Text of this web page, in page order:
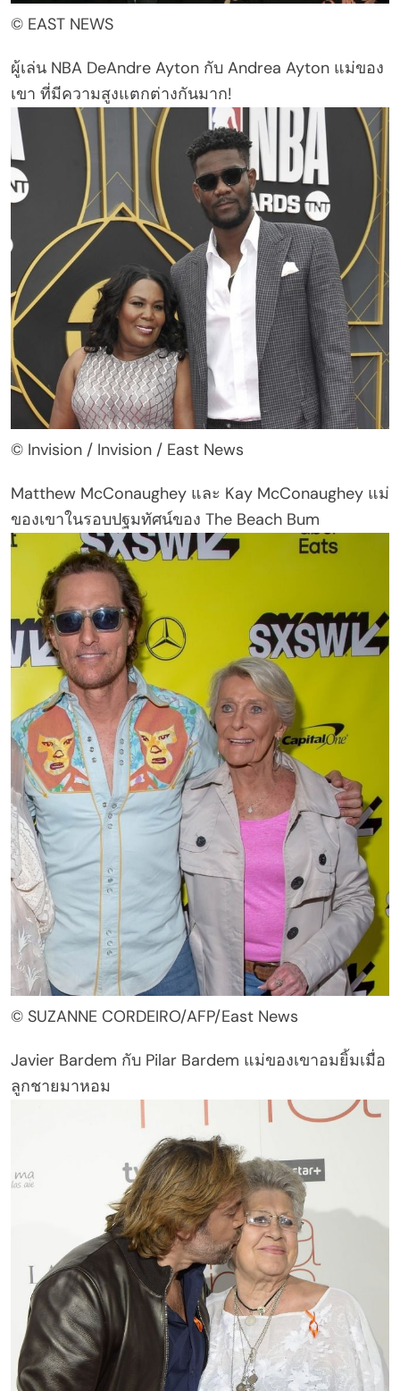
© EAST NEWS
ผู้เล่น NBA DeAndre Ayton กับ Andrea Ayton แม่ของ
เขา ที่มีความสูงแตกต่างกันมาก!
© Invision / Invision / East News
Matthew McConaughey และ Kay McConaughey แม่
ของเขาในรอบปฐมทัศน์ของ The Beach Bum
© SUZANNE CORDEIRO/AFP/East News
Javier Bardem กับ Pilar Bardem แม่ของเขาอมยิ้มเมื่อ
ลูกชายมาหอม